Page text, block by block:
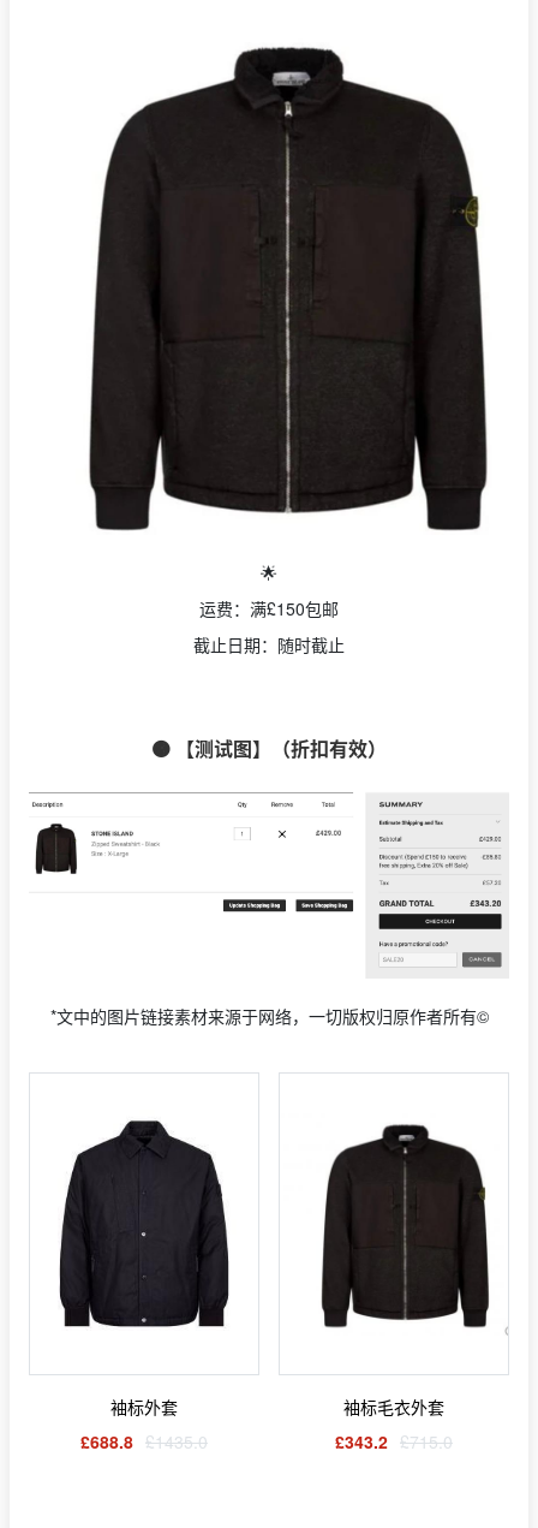
🌟
运费：满£150包邮
截止日期：随时截止
🟠 【测试图】（折扣有效）
*文中的图片链接素材来源于网络，一切版权归原作者所有©
袖标外套
£688.8 £1435.0
袖标毛衣外套
£343.2 £715.0